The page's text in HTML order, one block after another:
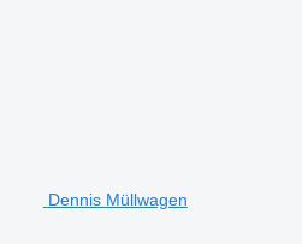
Dennis Müllwagen